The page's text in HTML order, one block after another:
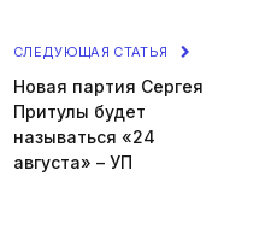
СЛЕДУЮЩАЯ СТАТЬЯ
Новая партия Сергея
Притулы будет
называться «24
августа» – УП